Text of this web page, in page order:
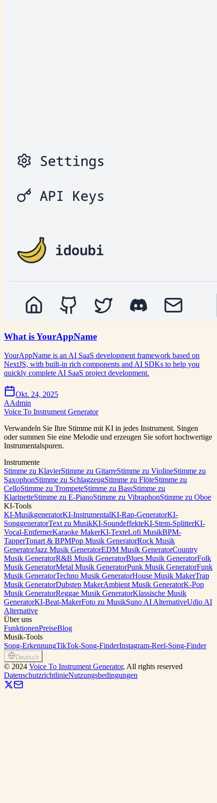
What is YourAppName
YourAppName is an AI SaaS development framework based on
NextJS, with built-in rich components and AI SDKs to help you
quickly complete AI SaaS project development.
Okt. 24, 2025
AAdmin
Voice To Instrument Generator
Verwandeln Sie Ihre Stimme mit KI in jedes Instrument. Singen
oder summen Sie eine Melodie und erzeugen Sie sofort hochwertige
Instrumentalspuren.
Instrumente
Stimme zu KlavierStimme zu GitarreStimme zu ViolineStimme zu
SaxophonStimme zu SchlagzeugStimme zu FlöteStimme zu
CelloStimme zu TrompeteStimme zu BassStimme zu
KlarinetteStimme zu E-PianoStimme zu VibraphonStimme zu Oboe
KI-Tools
KI-MusikgeneratorKI-InstrumentalKI-Rap-GeneratorKI-
SonggeneratorText zu MusikKI-SoundeffekteKI-Stem-SplitterKI-
Vocal-EntfernerKaraoke MakerKI-TexteLofi MusikBPM-
TapperTonart & BPMPop Musik GeneratorRock Musik
GeneratorJazz Musik GeneratorEDM Musik GeneratorCountry
Musik GeneratorR&B Musik GeneratorBlues Musik GeneratorFolk
Musik GeneratorMetal Musik GeneratorPunk Musik GeneratorFunk
Musik GeneratorTechno Musik GeneratorHouse Musik MakerTrap
Musik GeneratorDubstep MakerAmbient Musik GeneratorK-Pop
Musik GeneratorReggae Musik GeneratorKlassische Musik
GeneratorKI-Beat-MakerFoto zu MusikSuno AI AlternativeUdio AI
Alternative
Über uns
FunktionenPreiseBlog
Musik-Tools
Song-ErkennungTikTok-Song-FinderInstagram-Reel-Song-Finder
Deutsch
© 2024 Voice To Instrument Generator, All rights reserved
DatenschutzrichtlinieNutzungsbedingungen